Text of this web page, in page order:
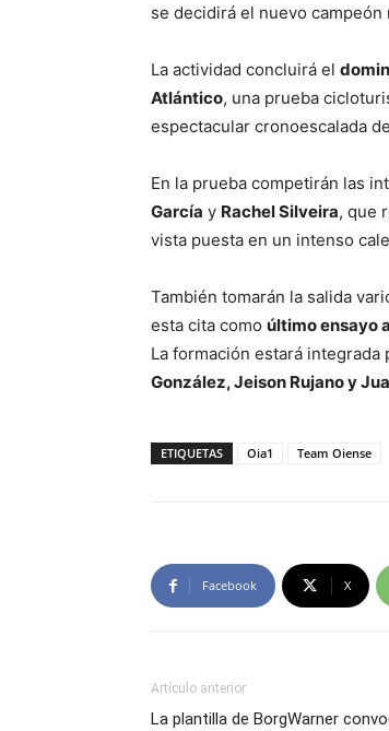
se decidirá el nuevo campeón
La actividad concluirá el
Atlántico, una prueba
espectacular cronoescalada de
En la prueba competirán las
García y Rachel Silveira, que
vista puesta en un intenso
También tomarán la salida
esta cita como último ensayo
La formación estará integrada
González, Jeison Rujano y
ETIQUETAS Oia1 Team Oiense
Facebook X
Artículo anterior
La plantilla de BorgWarner